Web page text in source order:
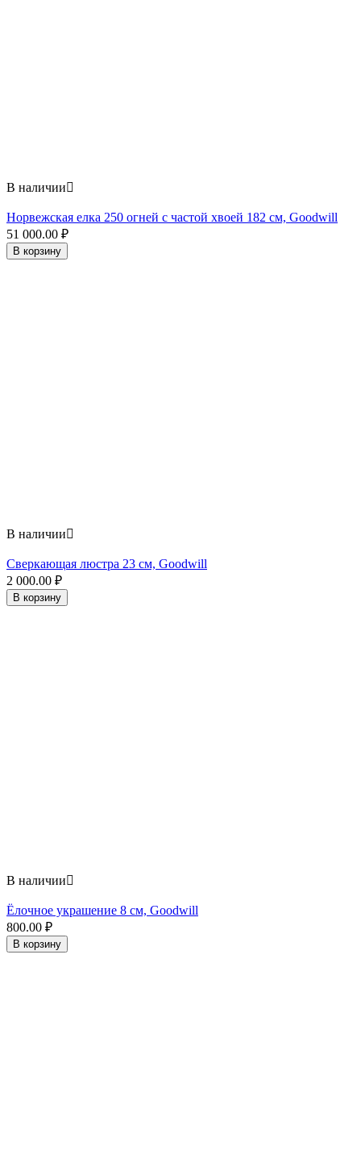
В наличии
Норвежская елка 250 огней с частой хвоей 182 см, Goodwill
51 000.00 ₽
В корзину
В наличии
Сверкающая люстра 23 см, Goodwill
2 000.00 ₽
В корзину
В наличии
Ёлочное украшение 8 см, Goodwill
800.00 ₽
В корзину